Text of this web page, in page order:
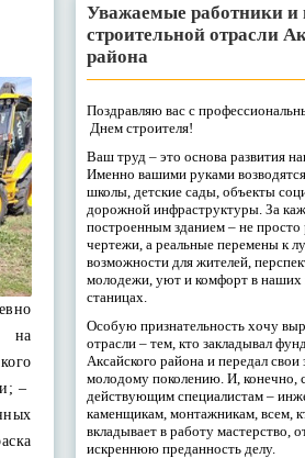
на
–
Уважаемые работники и
строительной отрасли
района
Поздравляю вас с
Днем строителя!
Ваш труд – это основа развития
Именно вашими руками
школы, детские сады, объекты
дорожной инфраструктуры. За
построенным зданием – не просто
чертежи, а реальные перемены к
возможности для жителей,
молодежи, уют и комфорт в наших
станицах.
Особую признательность хочу
отрасли – тем, кто закладывал
Аксайского района и передал
молодому поколению. И, конечно,
действующим специалистам –
каменщикам, монтажникам, всем,
вкладывает в работу мастерство,
искреннюю преданность делу.